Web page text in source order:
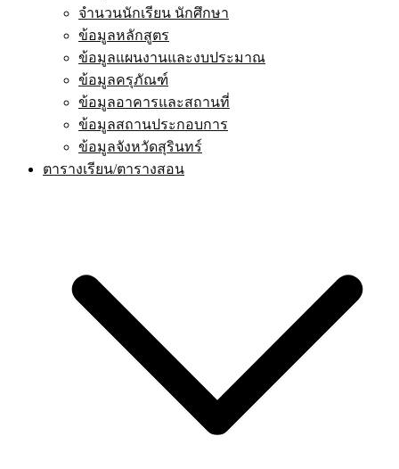
จำนวนนักเรียน นักศึกษา
ข้อมูลหลักสูตร
ข้อมูลแผนงานและงบประมาณ
ข้อมูลครุภัณฑ์
ข้อมูลอาคารและสถานที่
ข้อมูลสถานประกอบการ
ข้อมูลจังหวัดสุรินทร์
ตารางเรียน/ตารางสอน